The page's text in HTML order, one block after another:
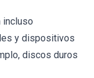
incluso
y dispositivos
discos duros